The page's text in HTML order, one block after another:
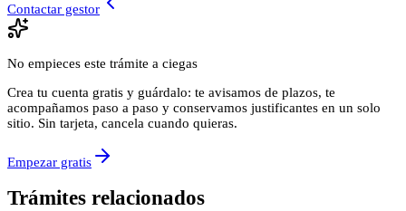
Contactar gestor
No empieces este trámite a ciegas
Crea tu cuenta gratis y guárdalo: te avisamos de plazos, te
acompañamos paso a paso y conservamos justificantes en un solo
sitio. Sin tarjeta, cancela cuando quieras.
Empezar gratis
Trámites relacionados